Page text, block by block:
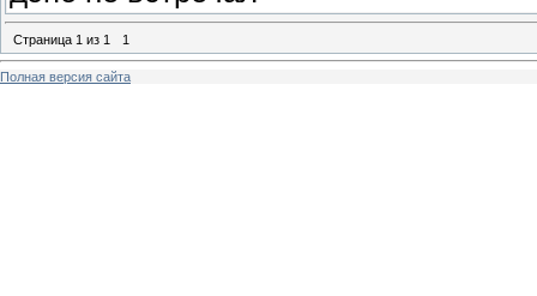
Страница 1 из 1 1
Полная версия сайта